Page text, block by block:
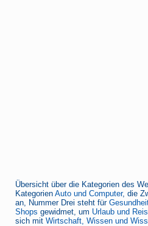
Übersicht über die Kategorien des
Kategorien Auto und Computer, die
an, Nummer Drei steht für
Shops gewidmet, um Urlaub und
sich mit Wirtschaft, Wissen und